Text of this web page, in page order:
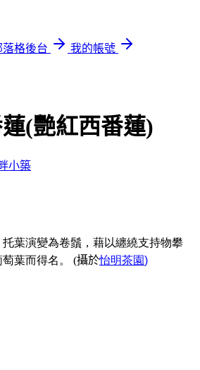
格後台
我的帳號
(艷紅西番蓮)
小築
葉演變為卷鬚，藉以纏繞支持物攀
葉而得名。
(攝於怡明茶園)